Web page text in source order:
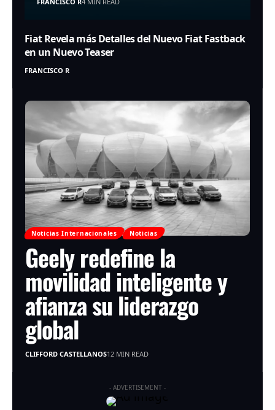
Fiat Revela más Detalles del Nuevo Fiat Fastback
en un Nuevo Teaser
FRANCISCO R
Noticias Internacionales Noticias
Geely redefine la
movilidad inteligente y
afianza su liderazgo
global
CLIFFORD CASTELLANOS12 MIN READ
- ADVERTISEMENT -